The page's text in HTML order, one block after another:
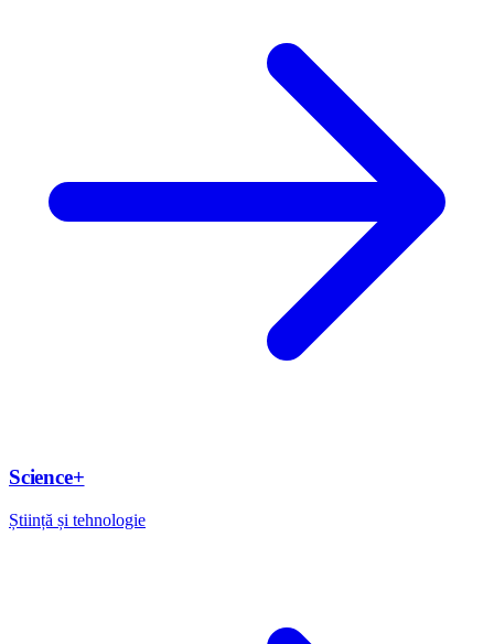
Science+
Știință și tehnologie